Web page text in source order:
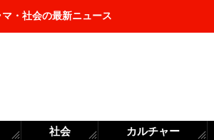
・社会の最新ニュース
社会 カルチャー